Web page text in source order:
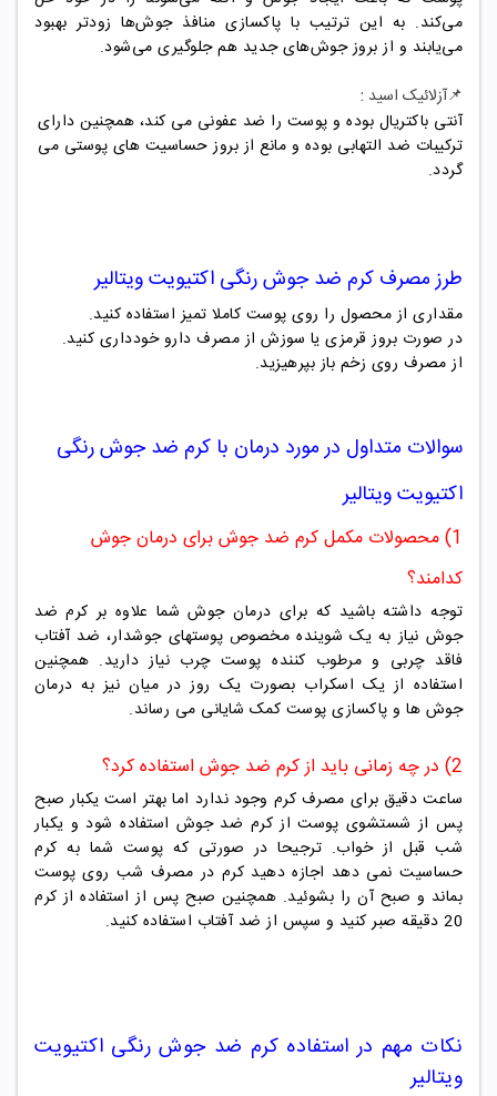
می‌کند. به این ترتیب با پاکسازی منافذ جوش‌ها زودتر بهبود
می‌یابند و از بروز جوش‌های جدید هم جلوگیری می‌شود.
📌آزلائیک اسید :
آنتی باکتریال بوده و پوست را ضد عفونی می کند، همچنین دارای
ترکیبات ضد التهابی بوده و مانع از بروز حساسیت های پوستی می
گردد.
طرز مصرف کرم ضد جوشرنگی اکتیویت ویتالیر
مقداری از محصول را روی پوست کاملا تمیز استفاده کنید.
در صورت بروز قرمزی یا سوزش از مصرف دارو خودداری کنید.
از مصرف روی زخم باز بپرهیزید.
سوالات متداول در مورد درمان با کرم ضدجوشرنگی
اکتیویت ویتالیر
1) محصولات مکمل کرم ضد جوش برای درمان جوش
کدامند؟
توجه داشته باشید که برای درمان جوش شما علاوه بر کرم ضد
جوش نیاز به یک شوینده مخصوص پوستهای جوشدار، ضد آفتاب
فاقد چربی و مرطوب کننده پوست چرب نیاز دارید. همچنین
استفاده از یک اسکراب بصورت یک روز در میان نیز به درمان
جوش ها و پاکسازی پوست کمک شایانی می رساند.
2) در چه زمانی باید از کرم ضد جوش استفاده کرد؟
ساعت دقیق برای مصرف کرم وجود ندارد اما بهتر است یکبار صبح
پس از شستشوی پوست از کرم ضد جوش استفاده شود و یکبار
شب قبل از خواب. ترجیحا در صورتی که پوست شما به کرم
حساسیت نمی دهد اجازه دهید کرم در مصرف شب روی پوست
بماند و صبح آن را بشوئید. همچنین صبح پس از استفاده از کرم
20 دقیقه صبر کنید و سپس از ضد آفتاب استفاده کنید.
نکات مهم در استفاده کرم ضد جوش رنگی اکتیویت
ویتالیر